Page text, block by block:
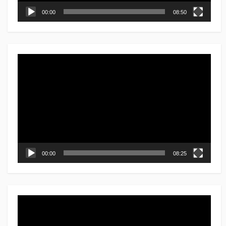
00:00 08:50
00:00 08:25